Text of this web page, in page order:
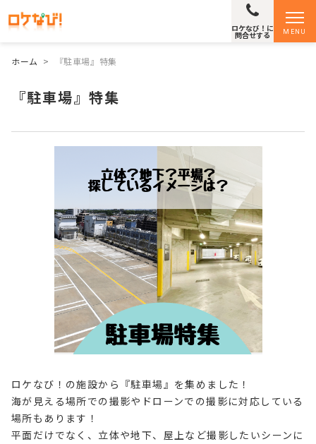
MENU
ロケなび！に
問合せする
ホーム > 『駐車場』特集
『駐車場』特集
ロケなび！の施設から『駐車場』を集めました！
海が見える場所での撮影やドローンでの撮影に対応している
場所もあります！
平面だけでなく、立体や地下、屋上など撮影したいシーンに